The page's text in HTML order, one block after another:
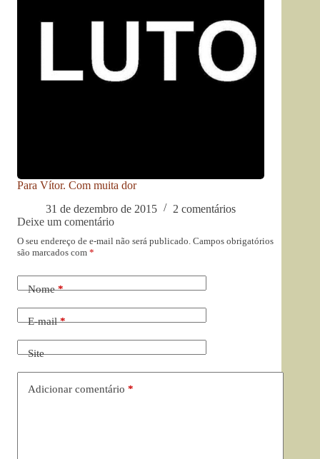
Para Vítor. Com muita dor
31 de dezembro de 2015
2 comentários
Deixe um comentário
O seu endereço de e-mail não será publicado. Campos obrigatórios
são marcados com *
Nome*
E-mail*
Site
Adicionar comentário *